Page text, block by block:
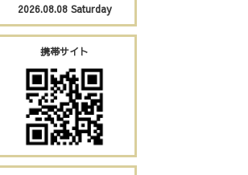
2026.08.08 Saturday
携帯サイト